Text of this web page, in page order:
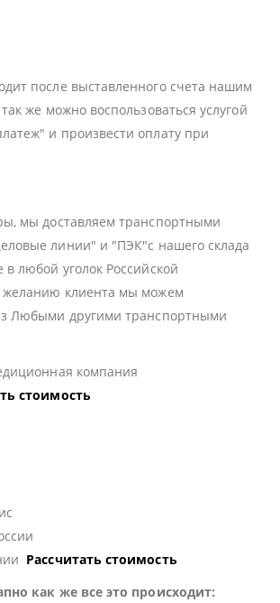
после выставленного счета нашим
же можно воспользоваться услугой
и произвести оплату при
мы доставляем транспортными
линии" и "ПЭК"с нашего склада
в любой уголок Российской
клиента мы можем
Любыми другими транспортными
компания
стоимость
Рассчитать стоимость
как же все это происходит: